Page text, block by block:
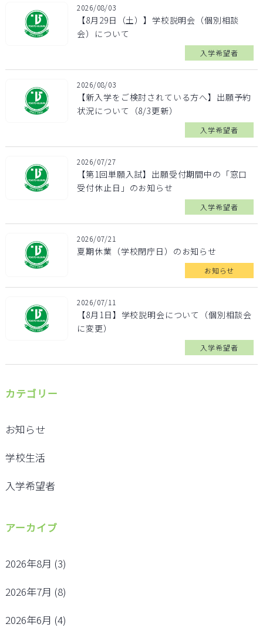
2026/08/03
【8月29日（土）】学校説明会（個別相談
会）について
入学希望者
2026/08/03
【新入学をご検討されている方へ】出願予約
状況について（8/3更新）
入学希望者
2026/07/27
【第1回単願入試】出願受付期間中の「窓口
受付休止日」のお知らせ
入学希望者
2026/07/21
夏期休業（学校閉庁日）のお知らせ
お知らせ
2026/07/11
【8月1日】学校説明会について（個別相談会
に変更）
入学希望者
カテゴリー
お知らせ
学校生活
入学希望者
アーカイブ
2026年8月 (3)
2026年7月 (8)
2026年6月 (4)